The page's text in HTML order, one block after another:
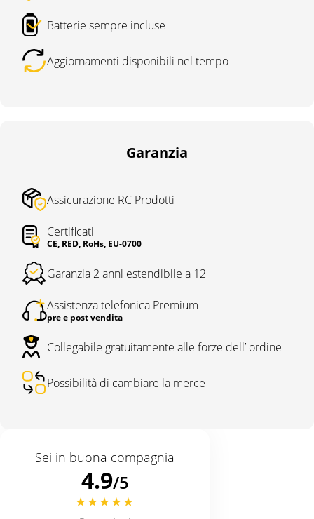
Batterie sempre incluse
Aggiornamenti disponibili nel tempo
Garanzia
Assicurazione RC Prodotti
Certificati
CE, RED, RoHs, EU-0700
Garanzia 2 anni estendibile a 12
Assistenza telefonica Premium
pre e post vendita
Collegabile gratuitamente alle forze dell’ ordine
Possibilità di cambiare la merce
Sei in buona compagnia
4.9/5